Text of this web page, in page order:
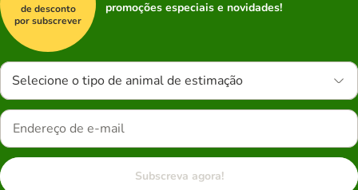
de desconto
por subscrever
promoções especiais e novidades!
Selecione o tipo de animal de estimação
Subscreva agora!